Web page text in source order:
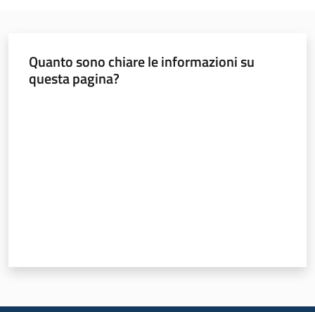
dati
autorizzazioni
Quanto sono chiare le informazioni su
questa pagina?